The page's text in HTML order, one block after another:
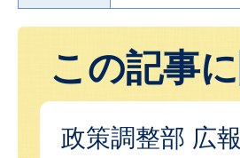
この記事
政策調整部 広